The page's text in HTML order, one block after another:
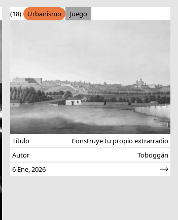
(18) Urbanismo Juego
Título
Construye tu propio extrarradio
Autor
Toboggán
6 Ene, 2026